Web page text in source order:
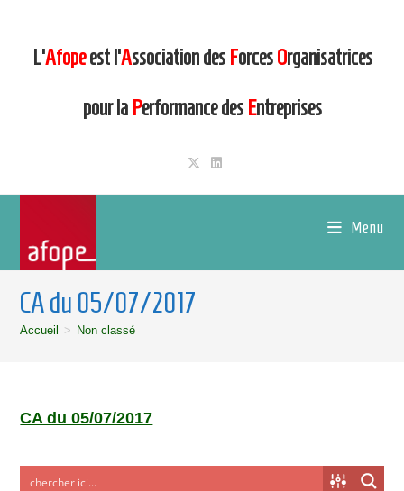
L’Afopeest l’Association des ForcesOrganisatrices
pour la Performance des Entreprises
Menu
CA du 05/07/2017
Accueil > Non classé
CA du 05/07/2017